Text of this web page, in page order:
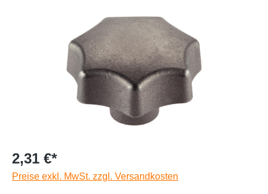
2,31 €*
Preise exkl. MwSt. zzgl. Versandkosten